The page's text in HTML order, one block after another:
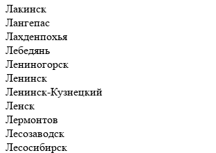
Лакинск
Лангепас
Лахденпохья
Лебедянь
Лениногорск
Ленинск
Ленинск-Кузнецкий
Ленск
Лермонтов
Лесозаводск
Лесосибирск